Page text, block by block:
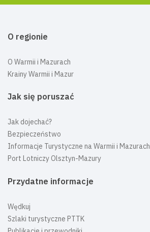
O regionie
O Warmii i Mazurach
Krainy Warmii i Mazur
Jak się poruszać
Jak dojechać?
Bezpieczeństwo
Informacje Turystyczne na Warmii i Mazurach
Port Lotniczy Olsztyn-Mazury
Przydatne informacje
Wędkuj
Szlaki turystyczne PTTK